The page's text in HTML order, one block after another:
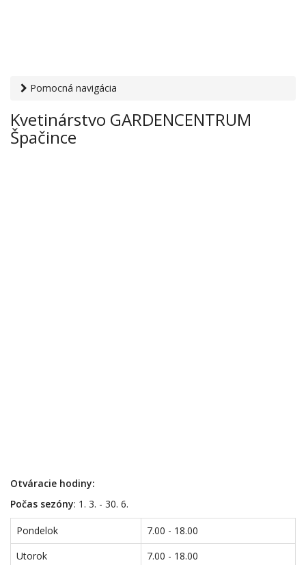
Pomocná navigácia
Kvetinárstvo GARDENCENTRUM Špačince
Kvetinárstvo GARDENCENTRUM
Špačince
Otváracie hodiny:
Počas sezóny: 1. 3. - 30. 6.
Pondelok
7.00 - 18.00
Utorok
7.00 - 18.00